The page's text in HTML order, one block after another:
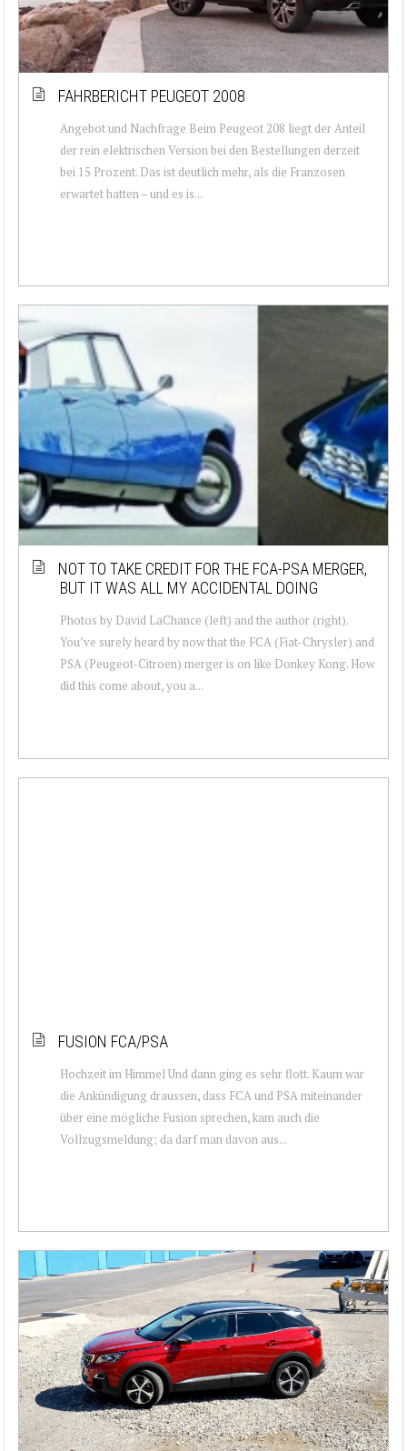
FAHRBERICHT PEUGEOT 2008
Angebot und Nachfrage Beim Peugeot 208 liegt der Anteil
der rein elektrischen Version bei den Bestellungen derzeit
bei 15 Prozent. Das ist deutlich mehr, als die Franzosen
erwartet hatten – und es is...
NOT TO TAKE CREDIT FOR THE FCA-PSA MERGER,
BUT IT WAS ALL MY ACCIDENTAL DOING
Photos by David LaChance (left) and the author (right).
You’ve surely heard by now that the FCA (Fiat-Chrysler) and
PSA (Peugeot-Citroen) merger is on like Donkey Kong. How
did this come about, you a...
FUSION FCA/PSA
Hochzeit im Himmel Und dann ging es sehr flott. Kaum war
die Ankündigung draussen, dass FCA und PSA miteinander
über eine mögliche Fusion sprechen, kam auch die
Vollzugsmeldung; da darf man davon aus...